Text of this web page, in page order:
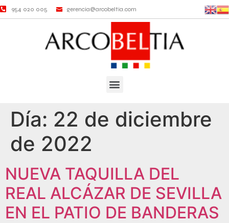
954 020 005 gerencia@arcobeltia.com
Día: 22 de diciembre
de 2022
NUEVA TAQUILLA DEL
REAL ALCÁZAR DE SEVILLA
EN EL PATIO DE BANDERAS